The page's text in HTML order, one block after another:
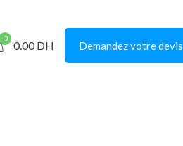
0
0.00DH Demandez votre devis